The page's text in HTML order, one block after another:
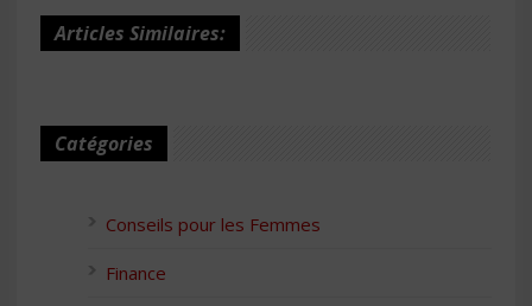
Articles Similaires:
Catégories
Conseils pour les Femmes
Finance